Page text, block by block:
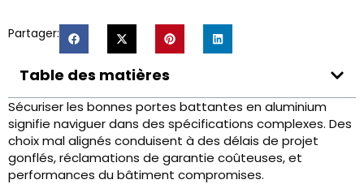
Partager:
Table des matières
Sécuriser les bonnes portes battantes en aluminium
signifie naviguer dans des spécifications complexes. Des
choix mal alignés conduisent à des délais de projet
gonflés, réclamations de garantie coûteuses, et
performances du bâtiment compromises.